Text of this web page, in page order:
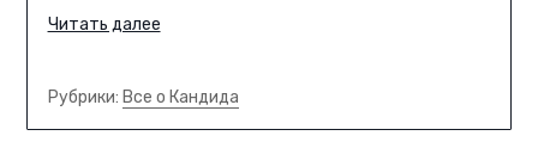
Читать далее
Рубрики: Все о Кандида